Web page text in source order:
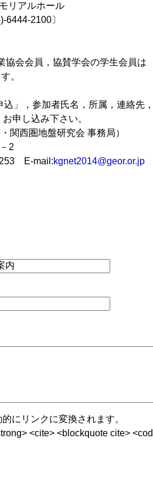
リアルホール
2100〕
会員，協賛学会の学生会員は
。
」，参加者氏名，所属，連絡先，
込み下さい。
地盤研究会 事務局）
2
E-mail:kgnet2014@geor.or.jp
にリンクに変換されます。
<cite> <blockquote cite>